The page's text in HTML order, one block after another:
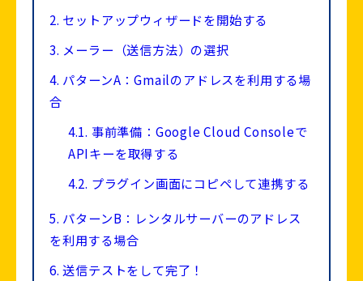
2. セットアップウィザードを開始する
3. メーラー（送信方法）の選択
4. パターンA：Gmailのアドレスを利用する場
合
4.1. 事前準備：Google Cloud Consoleで
APIキーを取得する
4.2. プラグイン画面にコピペして連携する
5. パターンB：レンタルサーバーのアドレス
を利用する場合
6. 送信テストをして完了！